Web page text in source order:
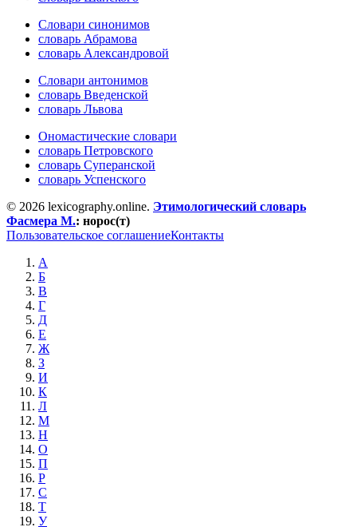
Словари синонимов
словарь Абрамова
словарь Александровой
Словари антонимов
словарь Введенской
словарь Львова
Ономастические словари
словарь Петровского
словарь Суперанской
словарь Успенского
© 2026 lexicography.online. Этимологический словарь
Фасмера М.: норос(т)
Пользовательское соглашениеКонтакты
А
Б
В
Г
Д
Е
Ж
З
И
К
Л
М
Н
О
П
Р
С
Т
У